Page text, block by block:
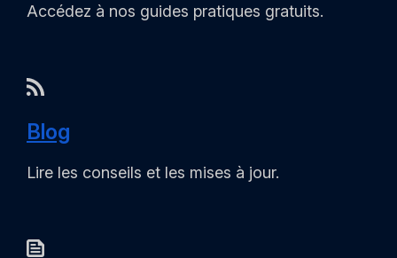
Accédez à nos guides pratiques gratuits.
Blog
Lire les conseils et les mises à jour.